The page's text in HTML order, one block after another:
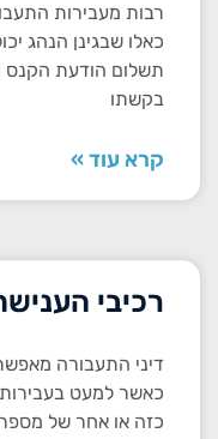
רבות מעבירות
כאלו שבגינן הנהג
תשלום הודעת הקנס
בקשתו
קרא עוד »
רכיבי
דיני התעבורה
כאשר למעט בעבירות
כזה או אחר של